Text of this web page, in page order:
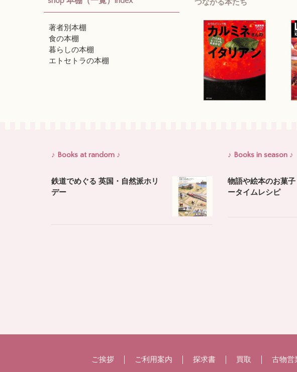
つながる本たち
著者別本棚
食の本棚
暮らしの本棚
エトセトラの本棚
♪ Books at random ♪
鉄道でめぐる 英国・自然派ホリ
デー
♪ Books in season ♪
物語や絵本のお菓
ータイムレシピ
ご挨拶 ご利用案内 探求書 買取 古物営